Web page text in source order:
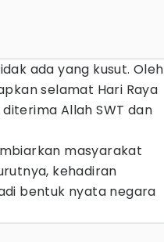
ada yang kusut. Oleh
selamat Hari Raya
Allah SWT dan
masyarakat
kehadiran
bentuk nyata negara